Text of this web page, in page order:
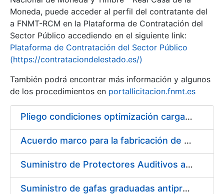
Moneda, puede acceder al perfil del contratante del
a FNMT-RCM en la Plataforma de Contratación del
Sector Público accediendo en el siguiente link:
Plataforma de Contratación del Sector Público
(https://contrataciondelestado.es/)
También podrá encontrar más información y algunos
de los procedimientos en portallicitacion.fnmt.es
Pliego condiciones optimización cargas compras firmado
Acuerdo marco para la fabricación de piezas
Suministro de Protectores Auditivos a medida para las personas trabajadoras de los Centros de Trabajo de Madrid y Burgos
Suministro de gafas graduadas antiproyecciones para los trabajadores de la FNMT-RCM en los centros de trabajo de Madrid y Burgos